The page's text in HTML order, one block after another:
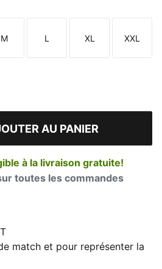
Taille
M
Taille
L
Taille
XL
Taille
XXL
souhaitsAU PANIER
à la livraison gratuite!
toutes les commandes
match et pour représenter la
Borussia Dortmund Home